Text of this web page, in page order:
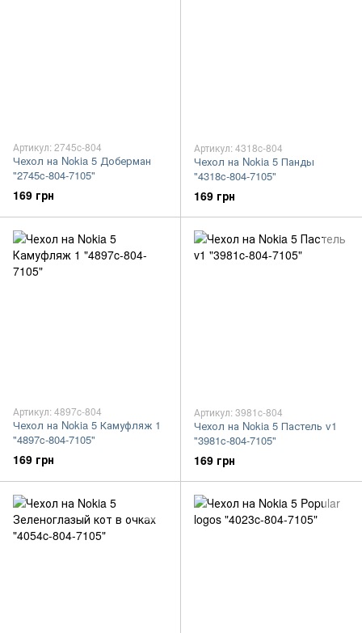
Артикул: 2745c-804
Чехол на Nokia 5 Доберман
"2745c-804-7105"
169 грн
Артикул: 4318c-804
Чехол на Nokia 5 Панды
"4318c-804-7105"
169 грн
Артикул: 4897c-804
Чехол на Nokia 5 Камуфляж 1
"4897c-804-7105"
169 грн
Артикул: 3981c-804
Чехол на Nokia 5 Пастель v1
"3981c-804-7105"
169 грн